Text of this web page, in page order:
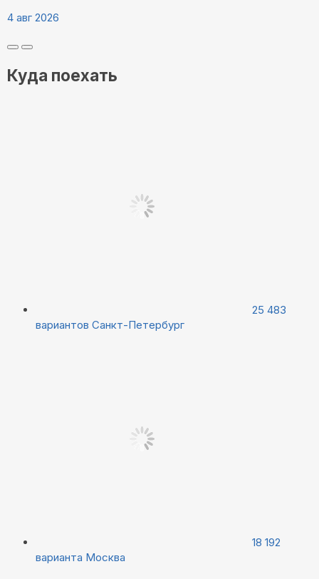
4 авг 2026
Куда поехать
25 483
вариантов Санкт-Петербург
18 192
варианта Москва